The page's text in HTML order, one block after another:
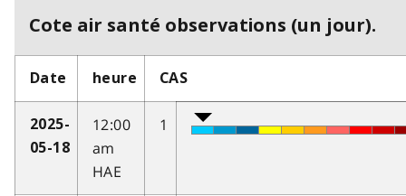
Cote air santé observations (un jour).
Date heure CAS
2025-
05-18
12:00
am
HAE
1